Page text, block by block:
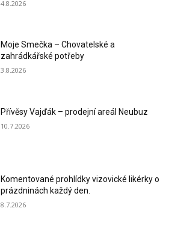
4.8.2026
Moje Smečka – Chovatelské a
zahrádkářské potřeby
3.8.2026
Přívěsy Vajďák – prodejní areál Neubuz
10.7.2026
Komentované prohlídky vizovické likérky o
prázdninách každý den.
8.7.2026